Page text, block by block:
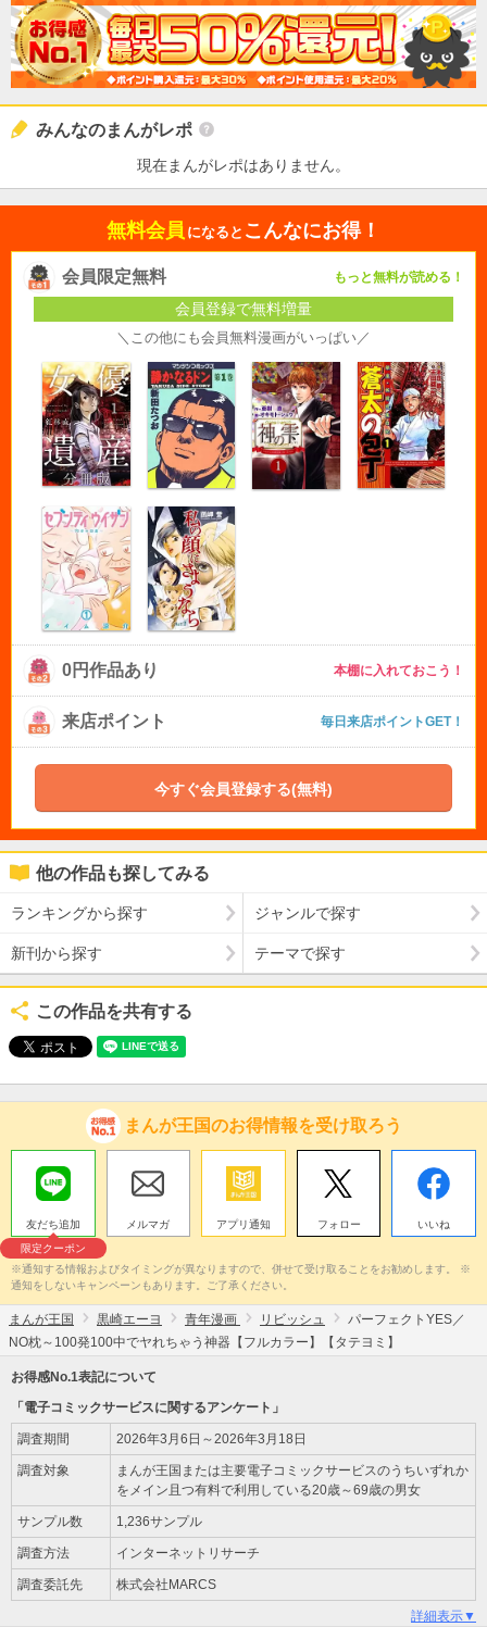
みんなのまんがレポ
現在まんがレポはありません。
無料会員 になると こんなにお得！
会員限定無料 もっと無料が読める！
会員登録で無料増量
＼この他にも会員無料漫画がいっぱい／
0円作品あり 本棚に入れておこう！
来店ポイント 毎日来店ポイントGET！
今すぐ会員登録する(無料)
他の作品も探してみる
ランキングから探す ジャンルで探す
新刊から探す テーマで探す
この作品を共有する
まんが王国のお得情報を受け取ろう
友だち追加
限定クーポン
メルマガ アプリ通知 フォロー いいね
※通知する情報およびタイミングが異なりますので、併せて受け取ることをお勧めします。 ※
通知をしないキャンペーンもあります。ご了承ください。
まんが王国 黒崎エーヨ 青年漫画 リビッシュ
パーフェクトYES／
NO枕～100発100中でヤれちゃう神器【フルカラー】【タテヨミ】
お得感No.1表記について
「電子コミックサービスに関するアンケート」
調査期間 2026年3月6日～2026年3月18日
調査対象
まんが王国または主要電子コミックサービスのうちいずれか
をメイン且つ有料で利用している20歳～69歳の男女
サンプル数 1,236サンプル
調査方法 インターネットリサーチ
調査委託先 株式会社MARCS
詳細表示▼